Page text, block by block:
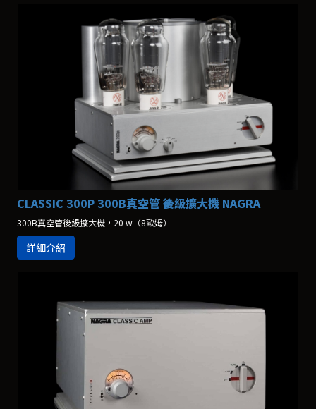
CLASSIC 300P 300B真空管 後級擴大機 NAGRA
300B真空管後級擴大機，20 w（8歐姆）
詳細介紹